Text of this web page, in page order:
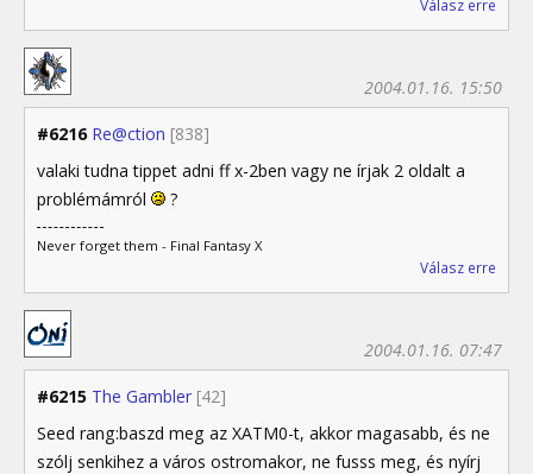
Válasz erre
#6216 Re@ction [838]
2004.01.16. 15:50
valaki tudna tippet adni ff x-2ben vagy ne írjak 2 oldalt a
problémámról
?
Never forget them - Final Fantasy X
Válasz erre
#6215 The Gambler [42]
2004.01.16. 07:47
Seed rang:baszd meg az XATM0-t, akkor magasabb, és ne
szólj senkihez a város ostromakor, ne fusss meg, és nyírj